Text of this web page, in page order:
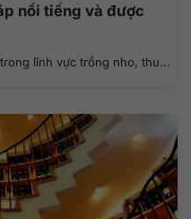
nổi tiếng và được
lĩnh vực trồng nho, thu...